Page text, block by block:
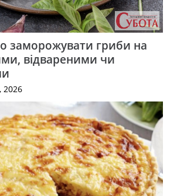
заморожувати гриби на
відвареними чи
2026